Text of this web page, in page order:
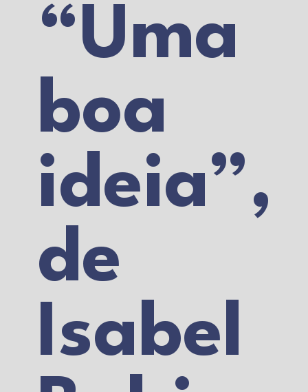
“Uma
boa
ideia”,
de
Isabel